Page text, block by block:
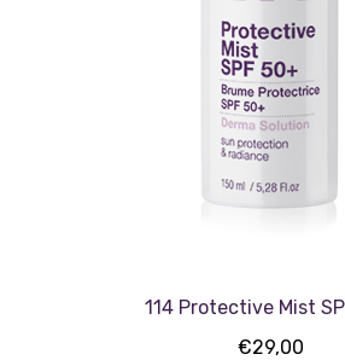
114 Protective Mist
€29,00